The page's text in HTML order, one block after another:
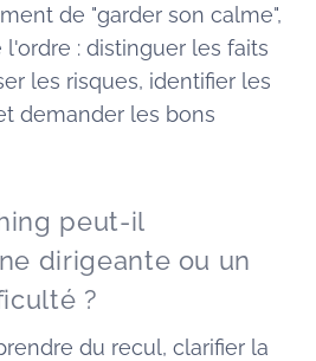
de "garder son calme",
: distinguer les faits
les risques, identifier les
demander les bons
peut-il
dirigeante ou un
?
du recul, clarifier la